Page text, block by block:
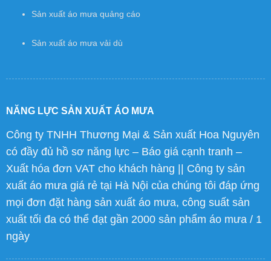
Sản xuất áo mưa quảng cáo
Sản xuất áo mưa vải dù
NĂNG LỰC SẢN XUẤT ÁO MƯA
Công ty TNHH Thương Mại & Sản xuất Hoa Nguyên
có đầy đủ hồ sơ năng lực – Báo giá cạnh tranh –
Xuất hóa đơn VAT cho khách hàng || Công ty sản
xuất áo mưa giá rẻ tại Hà Nội của chúng tôi đáp ứng
mọi đơn đặt hàng sản xuất áo mưa, công suất sản
xuất tối đa có thể đạt gần 2000 sản phẩm áo mưa / 1
ngày